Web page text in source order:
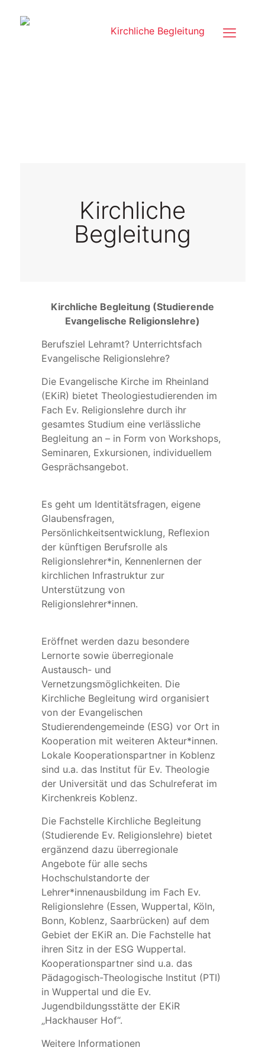
Kirchliche
Begleitung
Kirchliche Begleitung (Studierende
Evangelische Religionslehre)
Berufsziel Lehramt? Unterrichtsfach
Evangelische Religionslehre?
Die Evangelische Kirche im Rheinland
(EKiR) bietet Theologiestudierenden im
Fach Ev. Religionslehre durch ihr
gesamtes Studium eine verlässliche
Begleitung an – in Form von Workshops,
Seminaren, Exkursionen, individuellem
Gesprächsangebot.
Es geht um Identitätsfragen, eigene
Glaubensfragen,
Persönlichkeitsentwicklung, Reflexion
der künftigen Berufsrolle als
Religionslehrer*in, Kennenlernen der
kirchlichen Infrastruktur zur
Unterstützung von
Religionslehrer*innen.
Eröffnet werden dazu besondere
Lernorte sowie überregionale
Austausch- und
Vernetzungsmöglichkeiten. Die
Kirchliche Begleitung wird organisiert
von der Evangelischen
Studierendengemeinde (ESG) vor Ort in
Kooperation mit weiteren Akteur*innen.
Lokale Kooperationspartner in Koblenz
sind u.a. das Institut für Ev. Theologie
der Universität und das Schulreferat im
Kirchenkreis Koblenz.
Die Fachstelle Kirchliche Begleitung
(Studierende Ev. Religionslehre) bietet
ergänzend dazu überregionale
Angebote für alle sechs
Hochschulstandorte der
Lehrer*innenausbildung im Fach Ev.
Religionslehre (Essen, Wuppertal, Köln,
Bonn, Koblenz, Saarbrücken) auf dem
Gebiet der EKiR an. Die Fachstelle hat
ihren Sitz in der ESG Wuppertal.
Kooperationspartner sind u.a. das
Pädagogisch-Theologische Institut (PTI)
in Wuppertal und die Ev.
Jugendbildungsstätte der EKiR
„Hackhauser Hof“.
Weitere Informationen